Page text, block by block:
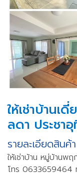
ให้เช่าบ้าน
ลดา ประชา
รายละเอียดสินค้า
ให้เช่าบ้าน หมู่บ้านพ
โทร 0633659464